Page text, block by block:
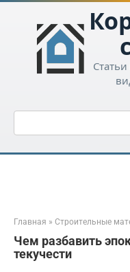
Перейти
контенту
Поиск:
Главная » Строительные
Чем разбавить
текучести